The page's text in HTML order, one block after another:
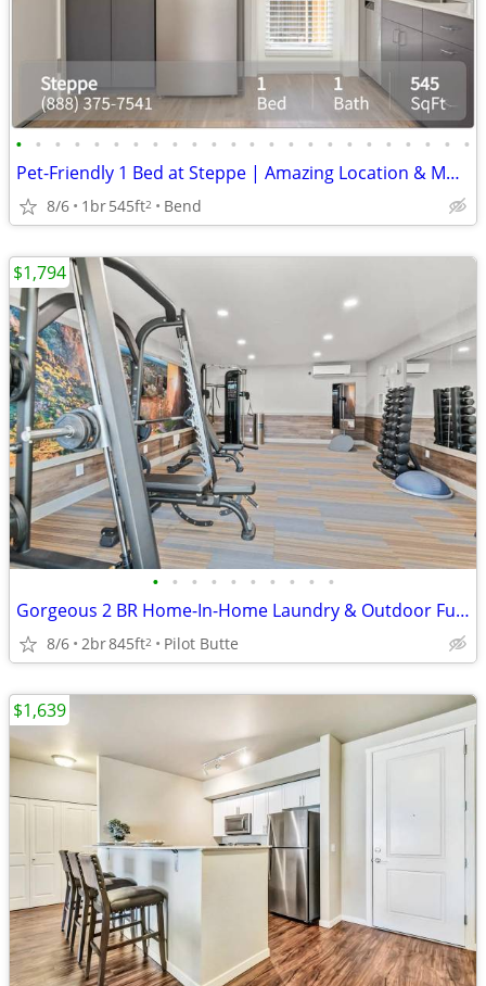
• • • • • • • • • • • • • • • • • • • • • • • •
Pet-Friendly 1 Bed at Steppe | Amazing Location & Mountain Views
8/6 1br545ft2 Bend
• • • • • • • • • •
Gorgeous 2 BR Home-In-Home Laundry & Outdoor Fun Await
8/6 2br845ft2 Pilot Butte
$1,794
$1,639